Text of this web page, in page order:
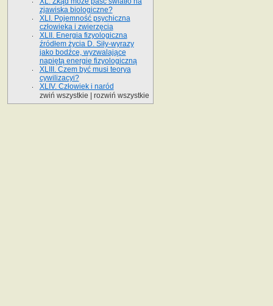
zjawiska biologiczne?
XLI. Pojemność psychiczna
człowieka i zwierzęcia
XLII. Energia fizyologiczna
źródłem życia D. Siły-wyrazy
jako bodźce, wyzwalające
napiętą energie fizyologiczną
XLIII. Czem być musi teorya
cywilizacyi?
XLIV. Człowiek i naród
zwiń wszystkie
rozwiń wszystkie